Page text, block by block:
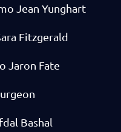
Jean Yunghart
Fitzgerald
Jaron Fate
Bashal